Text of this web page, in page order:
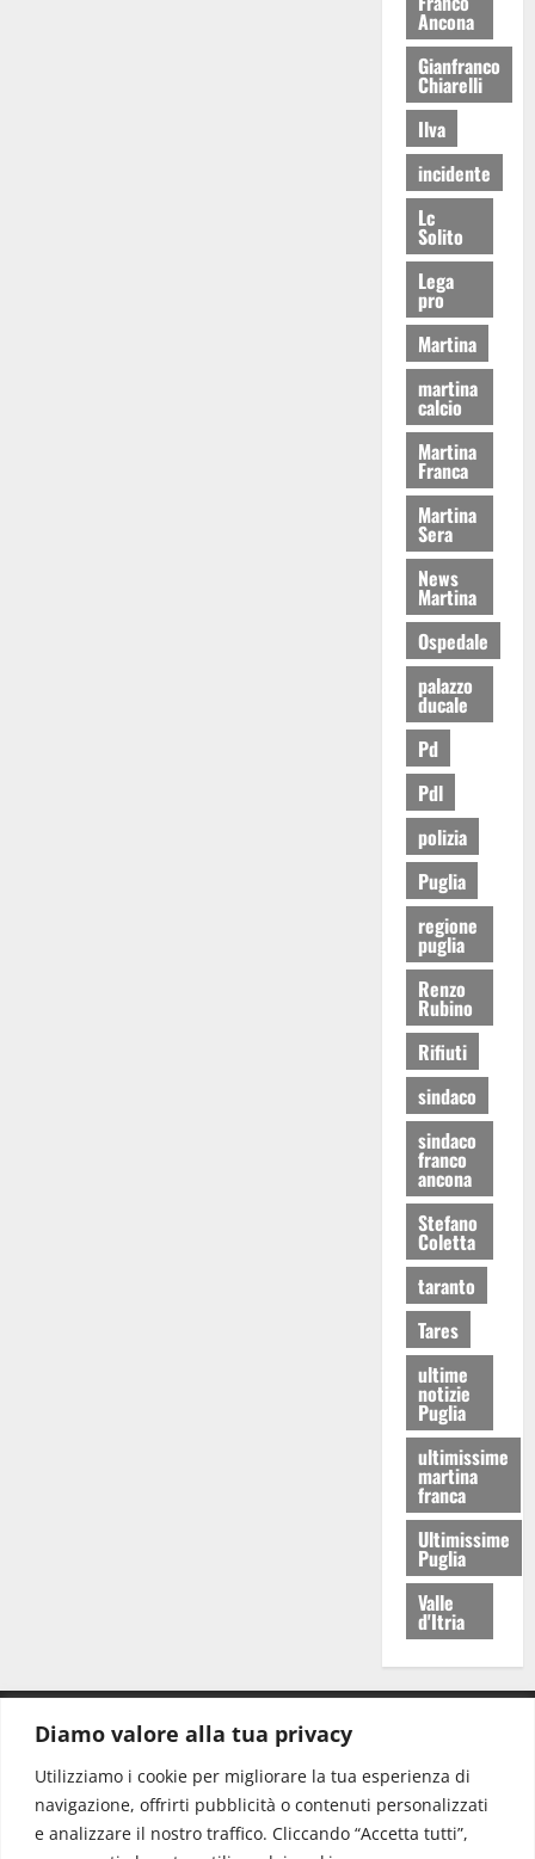
Diamo valore alla tua privacy
Utilizziamo i cookie per migliorare la tua esperienza di
navigazione, offrirti pubblicità o contenuti personalizzati
e analizzare il nostro traffico. Cliccando “Accetta tutti”,
Ancona
Gianfranco
Chiarelli
Ilva
incidente
Lc
Solito
Lega
pro
Martina
martina
calcio
Martina
Franca
Martina
Sera
News
Martina
Ospedale
palazzo
ducale
Pd
Pdl
polizia
Puglia
regione
puglia
Renzo
Rubino
Rifiuti
sindaco
sindaco
franco
ancona
Stefano
Coletta
taranto
Tares
ultime
notizie
Puglia
ultimissime
martina
franca
Ultimissime
Puglia
Valle
d'Itria
Redazione: redazione@www.martinasera.it
Direttore:direttore@www.martinasera.it